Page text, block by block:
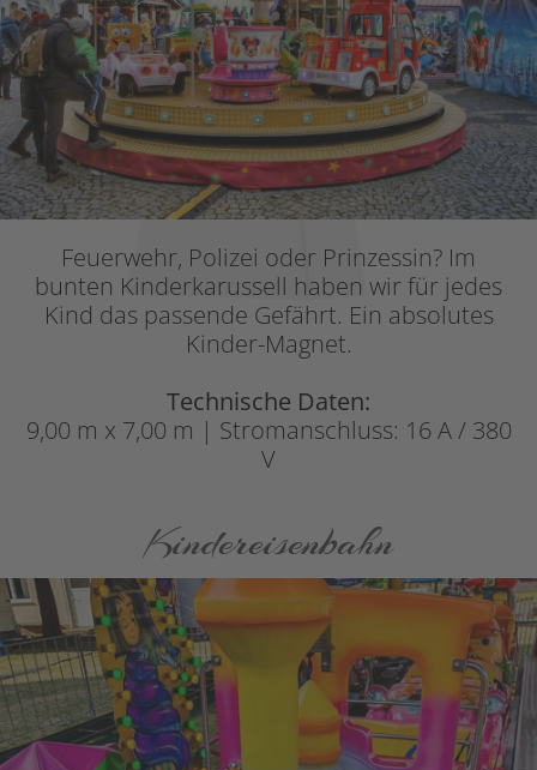
Feuerwehr, Polizei oder Prinzessin? Im
bunten Kinderkarussell haben wir für jedes
Kind das passende Gefährt. Ein absolutes
Kinder-Magnet.
Technische Daten:
9,00 m x 7,00 m | Stromanschluss: 16 A / 380
V
Kindereisenbahn